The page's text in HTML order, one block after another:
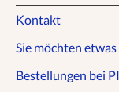
Kontakt
Sie möchten
Bestellungen bei